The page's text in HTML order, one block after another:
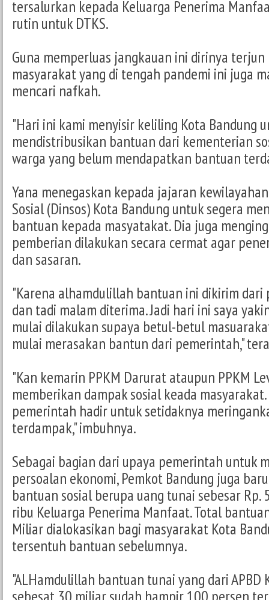
tersalurkan kepada Keluarga Penerima
rutin untuk DTKS.
Guna memperluas jangkauan ini dirinya
masyarakat yang di tengah pandemi ini juga
mencari nafkah.
"Hari ini kami menyisir keliling Kota Bandung
mendistribusikan bantuan dari kementerian
warga yang belum mendapatkan bantuan
Yana menegaskan kepada jajaran
Sosial (Dinsos) Kota Bandung untuk segera
bantuan kepada masyatakat. Dia juga
pemberian dilakukan secara cermat agar
dan sasaran.
"Karena alhamdulillah bantuan ini dikirim
dan tadi malam diterima. Jadi hari ini saya
mulai dilakukan supaya betul-betul
mulai merasakan bantun dari pemerintah,"
"Kan kemarin PPKM Darurat ataupun PPKM
memberikan dampak sosial keada
pemerintah hadir untuk setidaknya
terdampak," imbuhnya.
Sebagai bagian dari upaya pemerintah untuk
persoalan ekonomi, Pemkot Bandung juga
bantuan sosial berupa uang tunai sebesar
ribu Keluarga Penerima Manfaat. Total
Miliar dialokasikan bagi masyarakat Kota
tersentuh bantuan sebelumnya.
"ALHamdulillah bantuan tunai yang dari APBD
sebesat 30 miliar sudah hampir 100 persen